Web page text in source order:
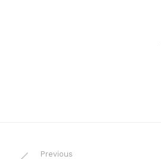
Previous